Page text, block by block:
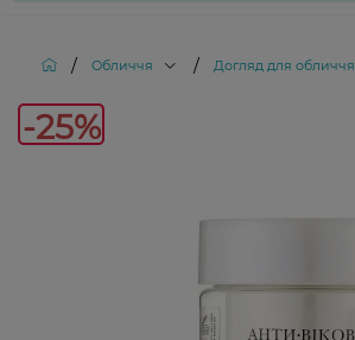
/ Обличчя / Догляд для обличчя
-25%